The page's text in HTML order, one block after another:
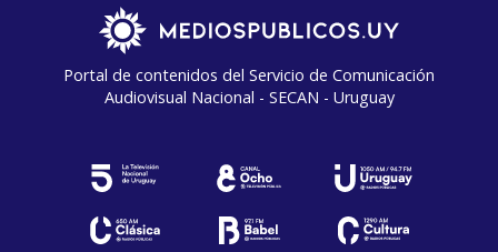
Portal de contenidos del Servicio de Comunicación
Audiovisual Nacional - SECAN - Uruguay